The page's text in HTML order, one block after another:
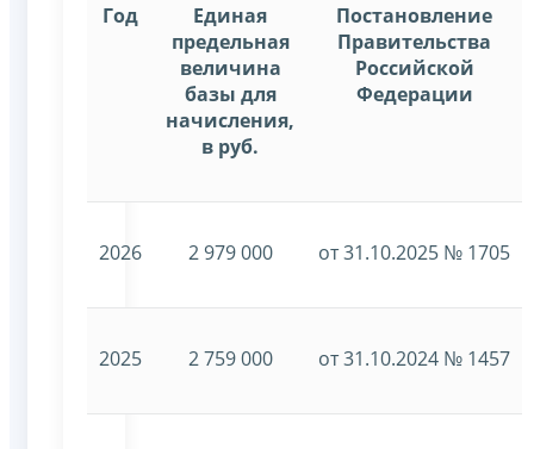
Год
Единая
предельная
величина
базы для
начисления,
в руб.
Постановление
Правительства
Российской
Федерации
2026 2 979 000 от 31.10.2025 № 1705
2025 2 759 000 от 31.10.2024 № 1457